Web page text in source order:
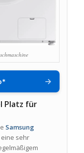
→
Platz für
Samsung
eine sehr